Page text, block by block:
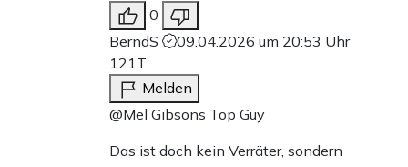
0
BerndS
09.04.2026 um 20:53 Uhr
121T
Melden
@Mel Gibsons Top Guy
Das ist doch kein Verräter, sondern